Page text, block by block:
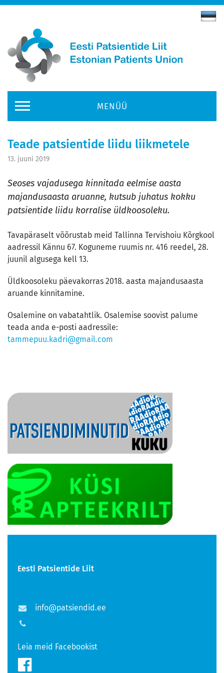
MENÜÜ
Teade patsientide liidu liikmetele
13. juuni 2019
Seoses vajadusega kinnitada eelmise aasta
majandusaasta aruanne, kutsub juhatus kokku
patsientide liidu korralise üldkoosoleku.
Tavapäraselt võõrustab meid Tallinna Tervishoiu Kõrgkool
aadressil Kännu 67. Koguneme ruumis nr. 416 reedel, 28.
juunil algusega kell 13.
Üldkoosoleku päevakorras 2018. aasta majandusaasta
aruande kinnitamine.
Osalemine on vabatahtlik. Osalemise soovist palume
teada anda e-posti aadressile:
tammepuu.kadri@gmail.com
Eesti Patsientide Liit
info@patsiendid.ee
Leia meid Facebookist